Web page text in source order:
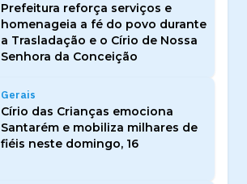
Prefeitura reforça serviços e
homenageia a fé do povo durante
a Trasladação e o Círio de Nossa
Senhora da Conceição
Gerais
Círio das Crianças emociona
Santarém e mobiliza milhares de
fiéis neste domingo, 16